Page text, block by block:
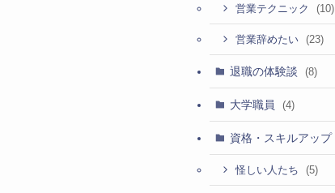
営業テクニック (10)
営業辞めたい (23)
退職の体験談 (8)
大学職員 (4)
資格・スキルアップ
怪しい人たち (5)